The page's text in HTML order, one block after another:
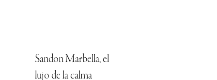
Sandon Marbella, el
lujo de la calma